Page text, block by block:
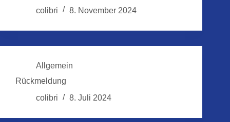
colibri
8. November 2024
Allgemein
Rückmeldung
colibri
8. Juli 2024